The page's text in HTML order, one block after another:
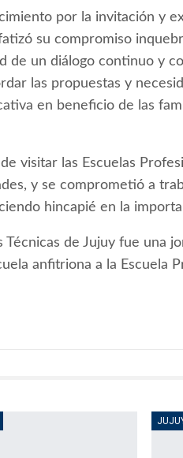
por la invitación y
su compromiso
de un diálogo continuo y
las propuestas y
en beneficio de las
visitar las Escuelas
y se comprometió a
hincapié en la
Técnicas de Jujuy fue una
anfitriona a la Escuela